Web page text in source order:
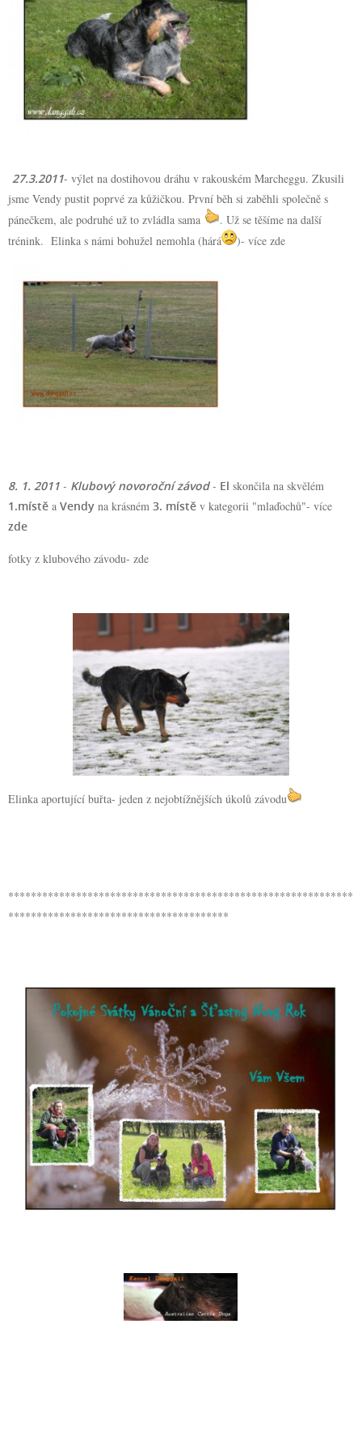
27.3.2011- výlet na dostihovou dráhu v rakouském Marcheggu. Zkusili
jsme Vendy pustit poprvé za kůžičkou. První běh si zaběhli společně s
pánečkem, ale podruhé už to zvládla sama
. Už se těšíme na další
trénink. Elinka s námi bohužel nemohla (hárá
)- více zde
8. 1. 2011 - Klubový novoroční závod- El skončila na skvělém
1.místě a Vendy na krásném 3. místě v kategorii "mlaďochů"- více
zde
fotky z klubového závodu- zde
Elinka aportující buřta- jeden z nejobtížnějších úkolů závodu
*************************************************************
***************************************